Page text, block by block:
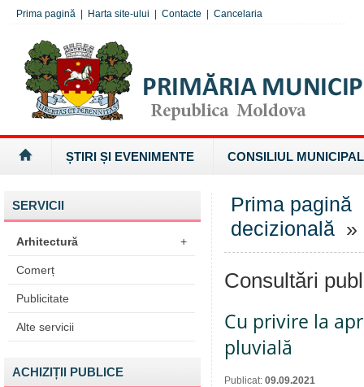
Prima pagină Harta site-ului Contacte Cancelaria
ȘTIRI ȘI EVENIMENTE CONSILIUL MUNICIPAL
SERVICII
Arhitectură +
Comerț
Publicitate
Alte servicii
ACHIZIȚII PUBLICE
Prima pagină
decizională »
Consultări
Cu privire la
pluvială
Publicat: 09.09.2021